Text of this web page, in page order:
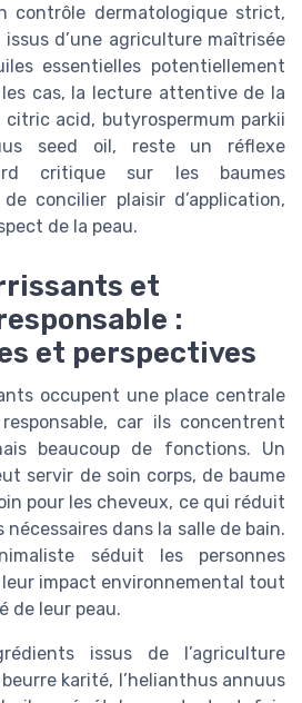
contrôle dermatologique strict,
d’une agriculture maîtrisée
essentielles potentiellement
cas, la lecture attentive de la
citric acid, butyrospermum parkii
seed oil, reste un réflexe
critique sur les baumes
concilier plaisir d’application,
de la peau.
et
:
et perspectives
occupent une place centrale
car ils concentrent
beaucoup de fonctions. Un
servir de soin corps, de baume
pour les cheveux, ce qui réduit
dans la salle de bain.
séduit les personnes
impact environnemental tout
de leur peau.
issus de l’agriculture
karité, l’helianthus annuus